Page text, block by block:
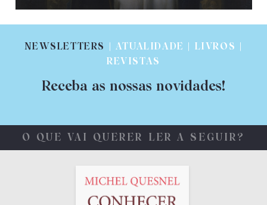
NEWSLETTERS
| ATUALIDADE | LIVROS |
REVISTAS
Receba as nossas novidades!
O QUE VAI QUERER LER A SEGUIR?